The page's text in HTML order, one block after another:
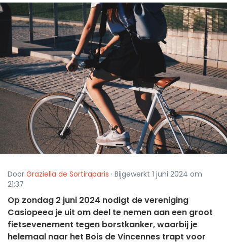
Door Graziella de Sortiraparis · Bijgewerkt 1 juni 2024 om
21:37
Op zondag 2 juni 2024 nodigt de vereniging
Casiopeea je uit om deel te nemen aan een groot
fietsevenement tegen borstkanker, waarbij je
helemaal naar het Bois de Vincennes trapt voor